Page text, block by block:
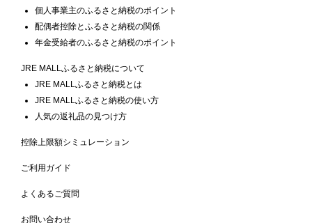
個人事業主のふるさと納税のポイント
配偶者控除とふるさと納税の関係
年金受給者のふるさと納税のポイント
JRE MALLふるさと納税について
JRE MALLふるさと納税とは
JRE MALLふるさと納税の使い方
人気の返礼品の見つけ方
控除上限額シミュレーション
ご利用ガイド
よくあるご質問
お問い合わせ